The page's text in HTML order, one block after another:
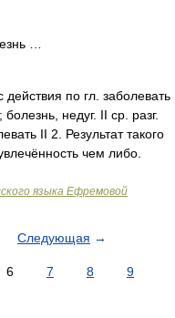
…
по гл. заболевать
недуг. II ср. разг.
II 2. Результат такого
чем либо.
языка Ефремовой
Следующая →
6 7 8
9